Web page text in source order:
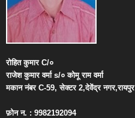
रोहित कुमारC/०
राजेश कुमार वर्माs/० कोमू राम वर्मा
मकान नंबरC-59,सेक्टर2,देवेंद्र नगर,रायपुर
फ़ोन न. : 9982192094